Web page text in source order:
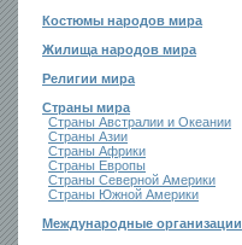
Костюмы народов мира
Жилища народов мира
Религии мира
Страны мира
Страны Австралии и Океании
Страны Азии
Страны Африки
Страны Европы
Страны Северной Америки
Страны Южной Америки
Международные организации